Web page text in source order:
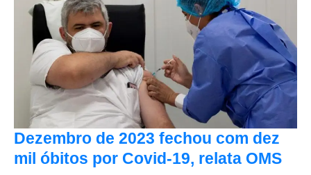
Dezembro de 2023 fechou com dez
mil óbitos por Covid-19, relata OMS